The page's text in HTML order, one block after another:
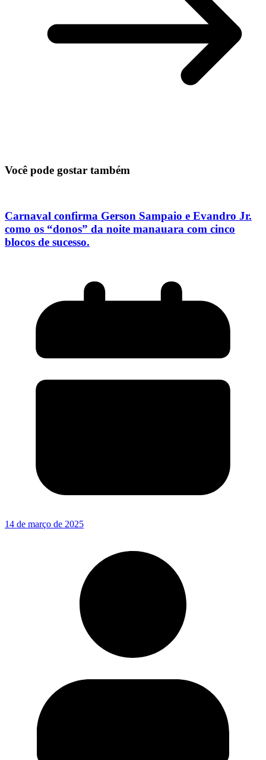
Você pode gostar também
Carnaval confirma Gerson Sampaio e Evandro Jr.
como os “donos” da noite manauara com cinco
blocos de sucesso.
14 de março de 2025